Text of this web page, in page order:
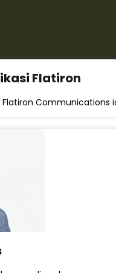
Flatiron
Flatiron